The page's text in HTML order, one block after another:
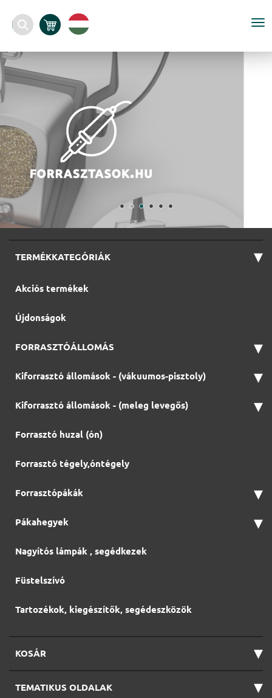
TERMÉKKATEGÓRIÁK ▾
Akciós termékek
Újdonságok
FORRASZTÓÁLLOMÁS ▾
Kiforrasztó állomások - (vákuumos-pisztoly) ▾
Kiforrasztó állomások - (meleg levegős) ▾
Forrasztó huzal (ón)
Forrasztó tégely,óntégely
Forrasztópákák ▾
Pákahegyek ▾
Nagyítós lámpák , segédkezek
Füstelszívó
Tartozékok, kiegészítők, segédeszközök
KOSÁR ▾
TEMATIKUS OLDALAK ▾